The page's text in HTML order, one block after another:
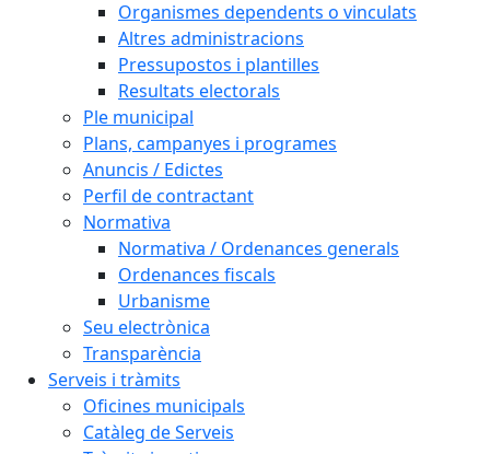
Organismes dependents o vinculats
Altres administracions
Pressupostos i plantilles
Resultats electorals
Ple municipal
Plans, campanyes i programes
Anuncis / Edictes
Perfil de contractant
Normativa
Normativa / Ordenances generals
Ordenances fiscals
Urbanisme
Seu electrònica
Transparència
Serveis i tràmits
Oficines municipals
Catàleg de Serveis